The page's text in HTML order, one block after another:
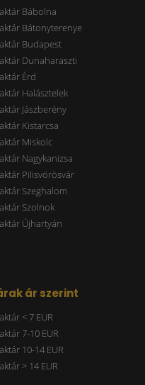
Bábolna
Bátonyterenye
Budapest
Dunaharaszti
Érd
Halásztelek
Jászberény
Kistarcsa
Miskolc
Nagykanizsa
Pilisvörösvár
Szeghalom
Szolnok
Újhartyán
ár szerint
< 7 EUR
7-10 EUR
10-14 EUR
> 14 EUR